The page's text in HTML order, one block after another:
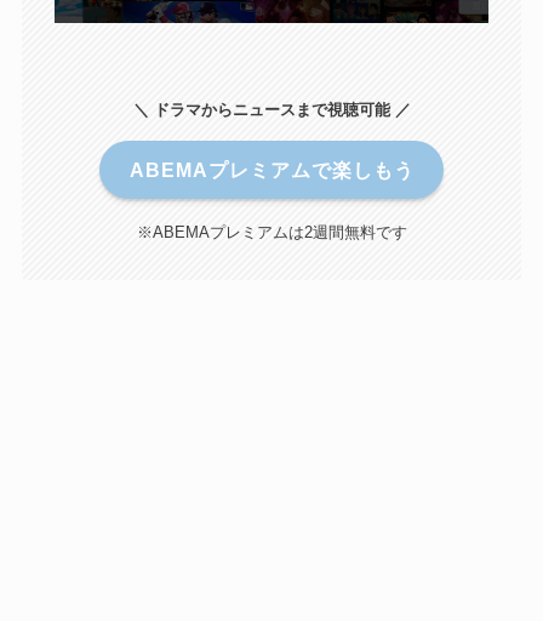
＼ ドラマからニュースまで視聴可能 ／
ABEMAプレミアムで楽しもう
※ABEMAプレミアムは2週間無料です